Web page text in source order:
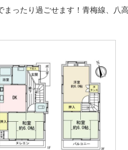
まったり過ごせます！青梅線、八